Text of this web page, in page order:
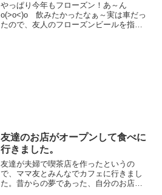
やっぱり今年もフローズン！あ～ん
o(>o<)o 飲みたかったなぁ～実は車だっ
たので、友人のフローズンビールを指を
友達のお店がオープンして食べに
行きました。
友達が夫婦で喫茶店を作ったというの
で、ママ友とみんなでカフェに行きまし
た。昔からの夢であった、自分のお店を